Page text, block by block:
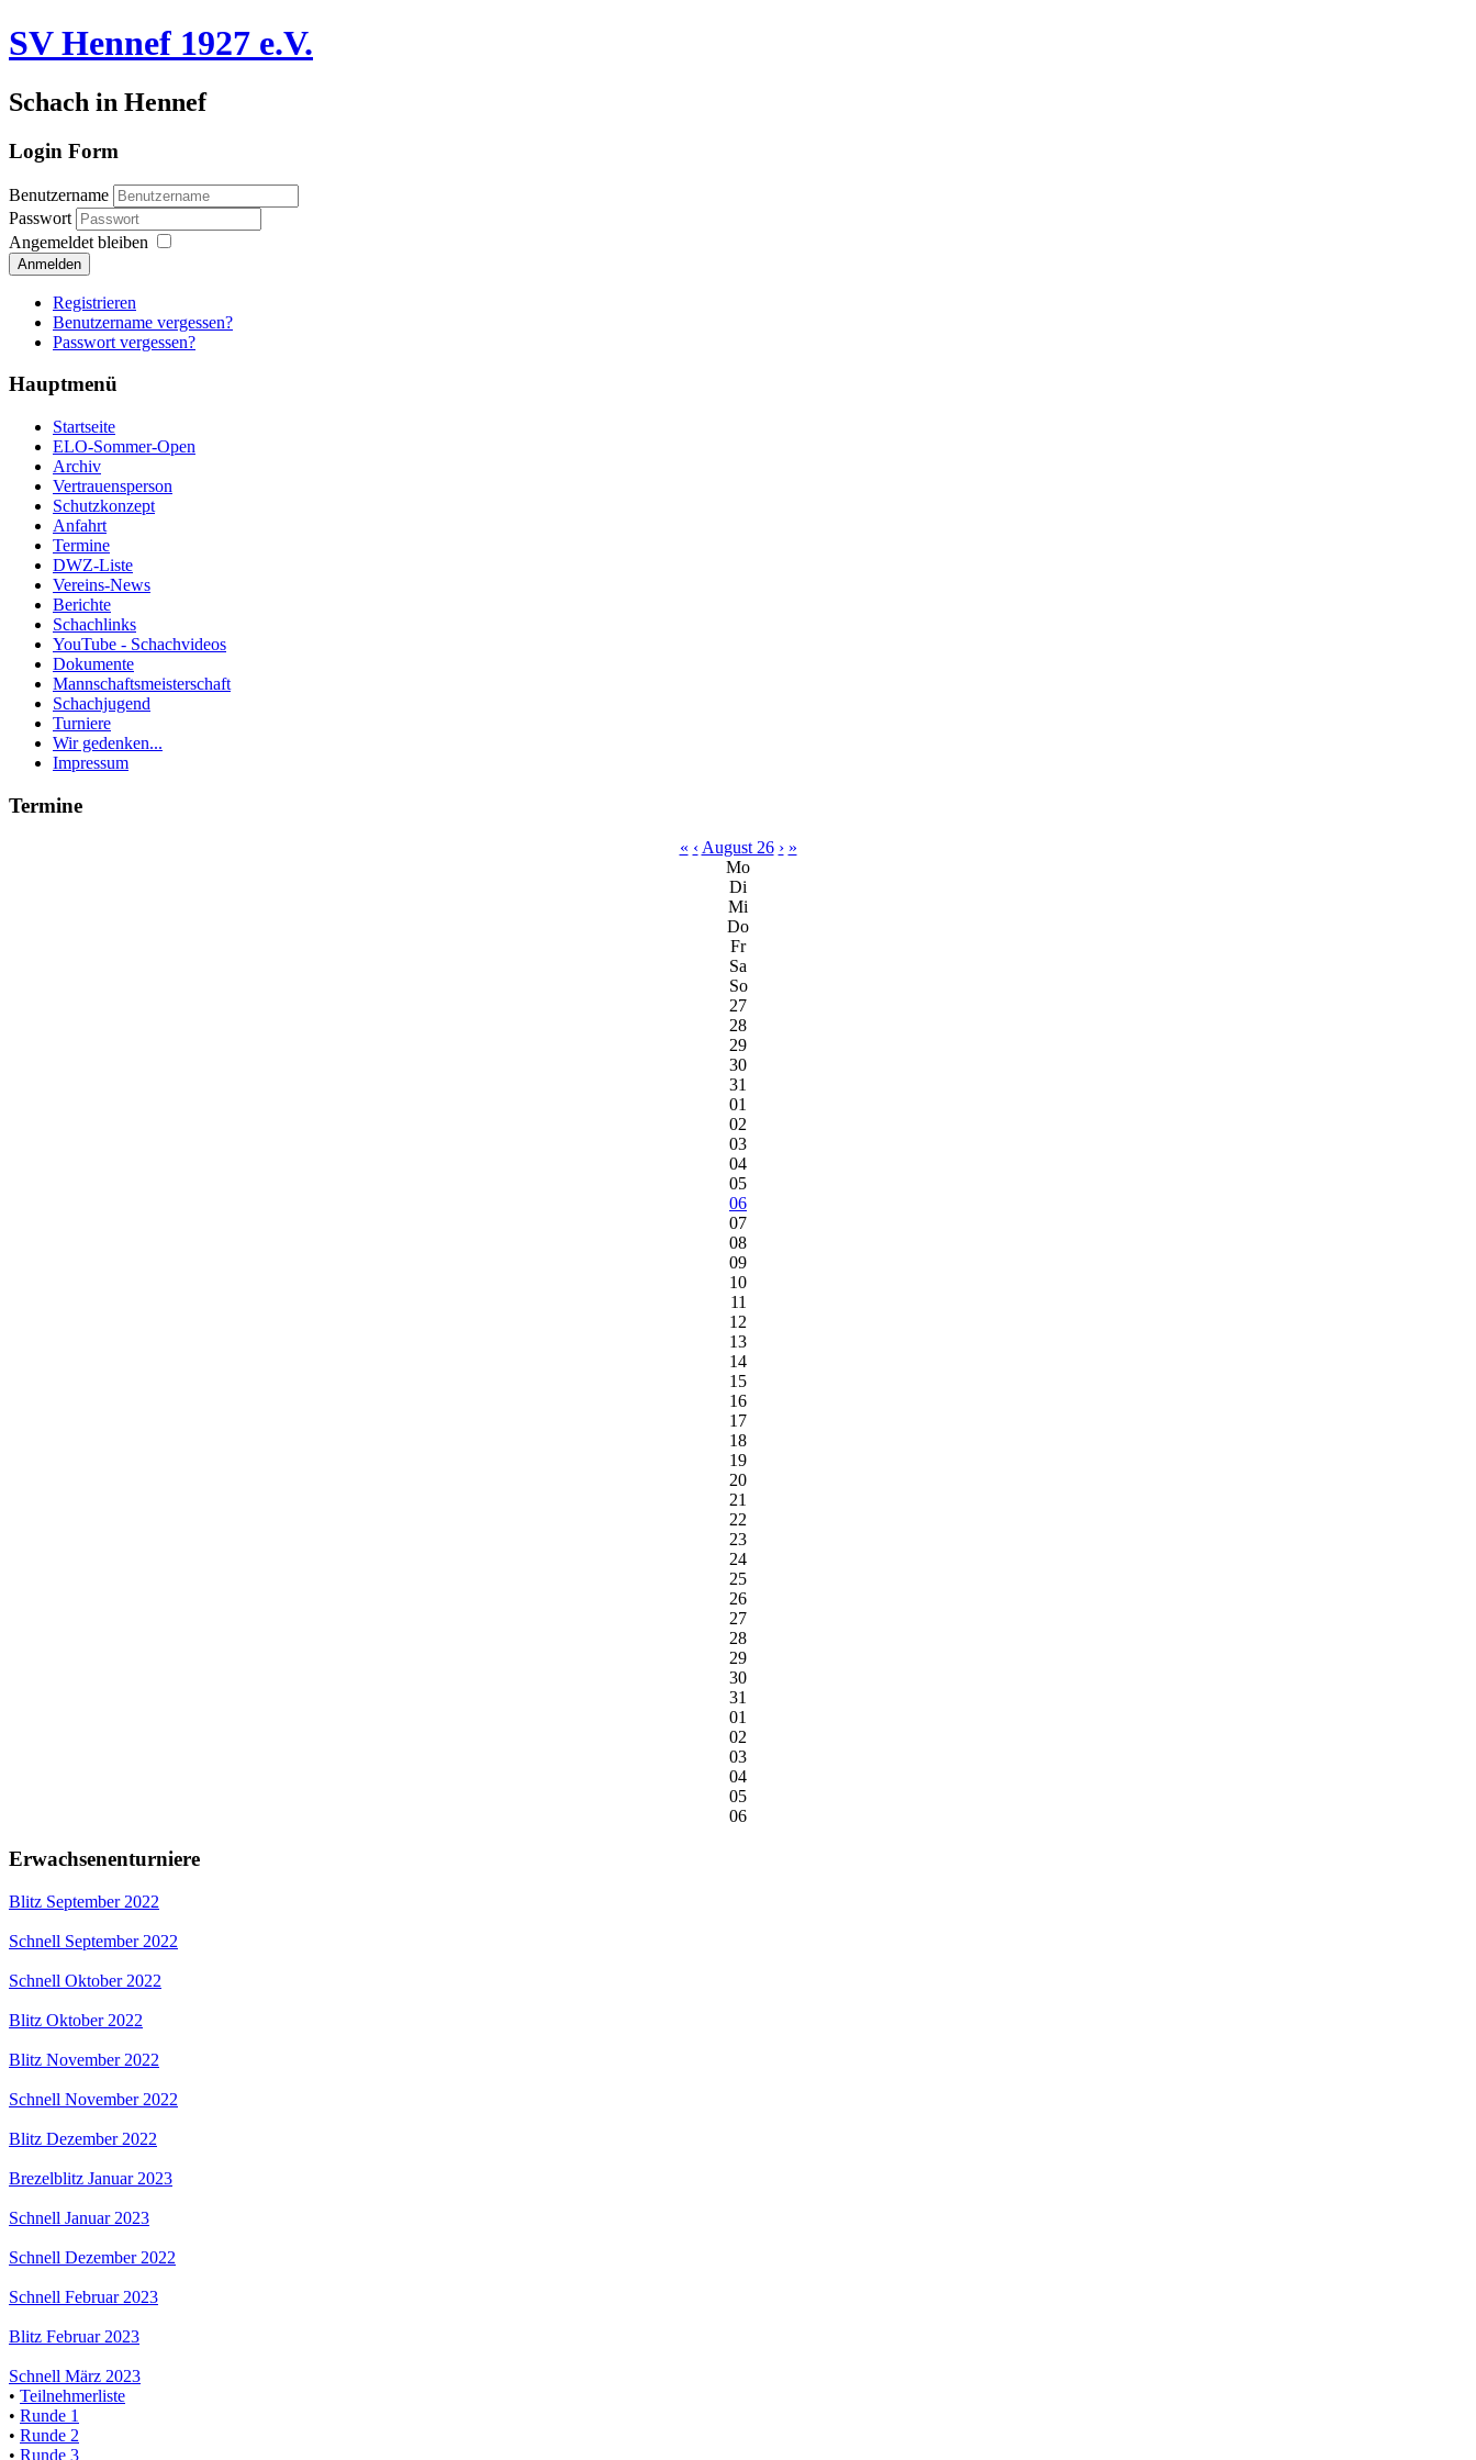
SV Hennef 1927 e.V.
Schach in Hennef
Login Form
Benutzername
Passwort
Angemeldet bleiben
Anmelden
Registrieren
Benutzername vergessen?
Passwort vergessen?
Hauptmenü
Startseite
ELO-Sommer-Open
Archiv
Vertrauensperson
Schutzkonzept
Anfahrt
Termine
DWZ-Liste
Vereins-News
Berichte
Schachlinks
YouTube - Schachvideos
Dokumente
Mannschaftsmeisterschaft
Schachjugend
Turniere
Wir gedenken...
Impressum
Termine
« ‹ August 26 › »
Mo
Di
Mi
Do
Fr
Sa
So
27
28
29
30
31
01
02
03
04
05
06
07
08
09
10
11
12
13
14
15
16
17
18
19
20
21
22
23
24
25
26
27
28
29
30
31
01
02
03
04
05
06
Erwachsenenturniere
Blitz September 2022
Schnell September 2022
Schnell Oktober 2022
Blitz Oktober 2022
Blitz November 2022
Schnell November 2022
Blitz Dezember 2022
Brezelblitz Januar 2023
Schnell Januar 2023
Schnell Dezember 2022
Schnell Februar 2023
Blitz Februar 2023
Schnell März 2023
• Teilnehmerliste
• Runde 1
• Runde 2
• Runde 3